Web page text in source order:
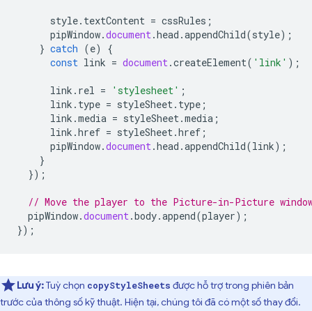
style. textContent = cssRules ;
pipWindow.document .head .appendChild(style);
} catch (e)
{
const link = document .createElement( 'link' );
link . rel = 'stylesheet' ;
link . type = styleSheet . type ;
link .media = styleSheet .media ;
link .href = styleSheet .href ;
pipWindow.document .head .appendChild(link);
}
});
// Move the player to the Picture-in-Picture
pipWindow.document .body.append(player);
});
Lưu ý:Tuỳ chọn copyStyleSheets được hỗ trợ trong phiên bản
trước của thông số kỹ thuật. Hiện tại, chúng tôi đã có một số thay đổi.